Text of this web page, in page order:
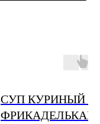
СУП КУРИНЫЙ С